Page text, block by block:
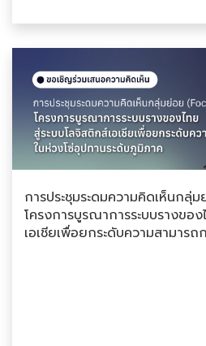
การประชุมระดมความคิดเห็นกลุ่
โครงการบูรณาการระบบรางขอ
เอเชียเพื่อยกระดับความสามารถ